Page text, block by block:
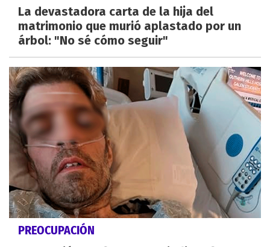
La devastadora carta de la hija del
matrimonio que murió aplastado por un
árbol: "No sé cómo seguir"
PREOCUPACIÓN